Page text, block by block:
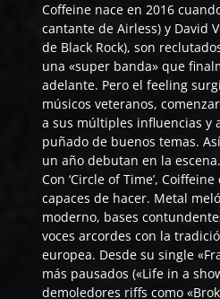
Coffeine nace en 2016
cantante de Airless) y David
de Black Rock), son
una «super banda» que
adelante. Pero el feeling
músicos veteranos,
a sus múltiples influencias y
puñado de buenos temas.
un año debutan en la escena.
Con ‘Circle of Time’,
capaces de hacer. Metal
moderno, bases
voces arcordes con la
europea. Desde su single
más pausados («Life in a
demoledores riffs como